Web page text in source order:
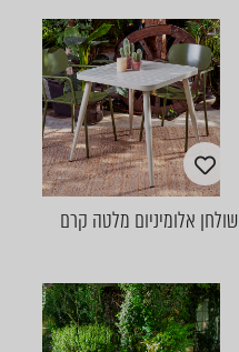
שולחן אלומיניום מלטה קרם